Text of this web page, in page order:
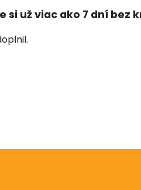
už viac ako 7 dní bez